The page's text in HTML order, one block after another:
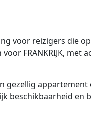
voor reizigers die
FRANKRIJK, met
gezellig appartement
beschikbaarheid en